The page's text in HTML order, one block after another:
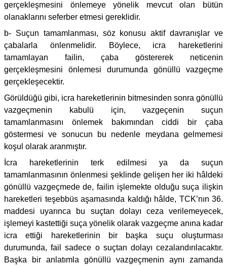
gerçekleşmesini önlemeye yönelik mevcut olan bütün
olanaklarını seferber etmesi gereklidir.
b- Suçun tamamlanması, söz konusu aktif davranışlar ve
çabalarla önlenmelidir. Böylece, icra hareketlerini
tamamlayan failin, çaba göstererek neticenin
gerçekleşmesini önlemesi durumunda gönüllü vazgeçme
gerçekleşecektir.
Görüldüğü gibi, icra hareketlerinin bitmesinden sonra gönüllü
vazgeçmenin kabulü için, vazgeçenin suçun
tamamlanmasını önlemek bakımından ciddi bir çaba
göstermesi ve sonucun bu nedenle meydana gelmemesi
koşul olarak aranmıştır.
İcra hareketlerinin terk edilmesi ya da suçun
tamamlanmasının önlenmesi şeklinde gelişen her iki hâldeki
gönüllü vazgeçmede de, failin işlemekte olduğu suça ilişkin
hareketleri teşebbüs aşamasında kaldığı hâlde, TCK’nın 36.
maddesi uyarınca bu suçtan dolayı ceza verilemeyecek,
işlemeyi kastettiği suça yönelik olarak vazgeçme anına kadar
icra ettiği hareketlerinin bir başka suçu oluşturması
durumunda, fail sadece o suçtan dolayı cezalandırılacaktır.
Başka bir anlatımla gönüllü vazgeçmenin aynı zamanda